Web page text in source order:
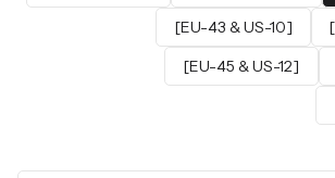
[EU-43 & US-10]
[EU-45 & US-12]